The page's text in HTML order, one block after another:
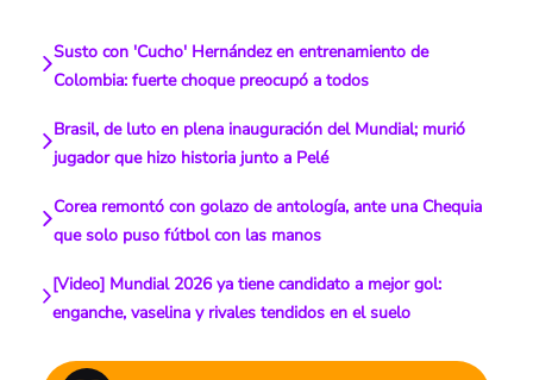
Susto con 'Cucho' Hernández en entrenamiento de
Colombia: fuerte choque preocupó a todos
Brasil, de luto en plena inauguración del Mundial; murió
jugador que hizo historia junto a Pelé
Corea remontó con golazo de antología, ante una Chequia
que solo puso fútbol con las manos
[Video] Mundial 2026 ya tiene candidato a mejor gol:
enganche, vaselina y rivales tendidos en el suelo